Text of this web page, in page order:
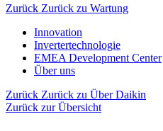
Zurück Zurück zu Wartung
Innovation
Invertertechnologie
EMEA Development Center
Über uns
Zurück Zurück zu Über Daikin
Zurück zur Übersicht